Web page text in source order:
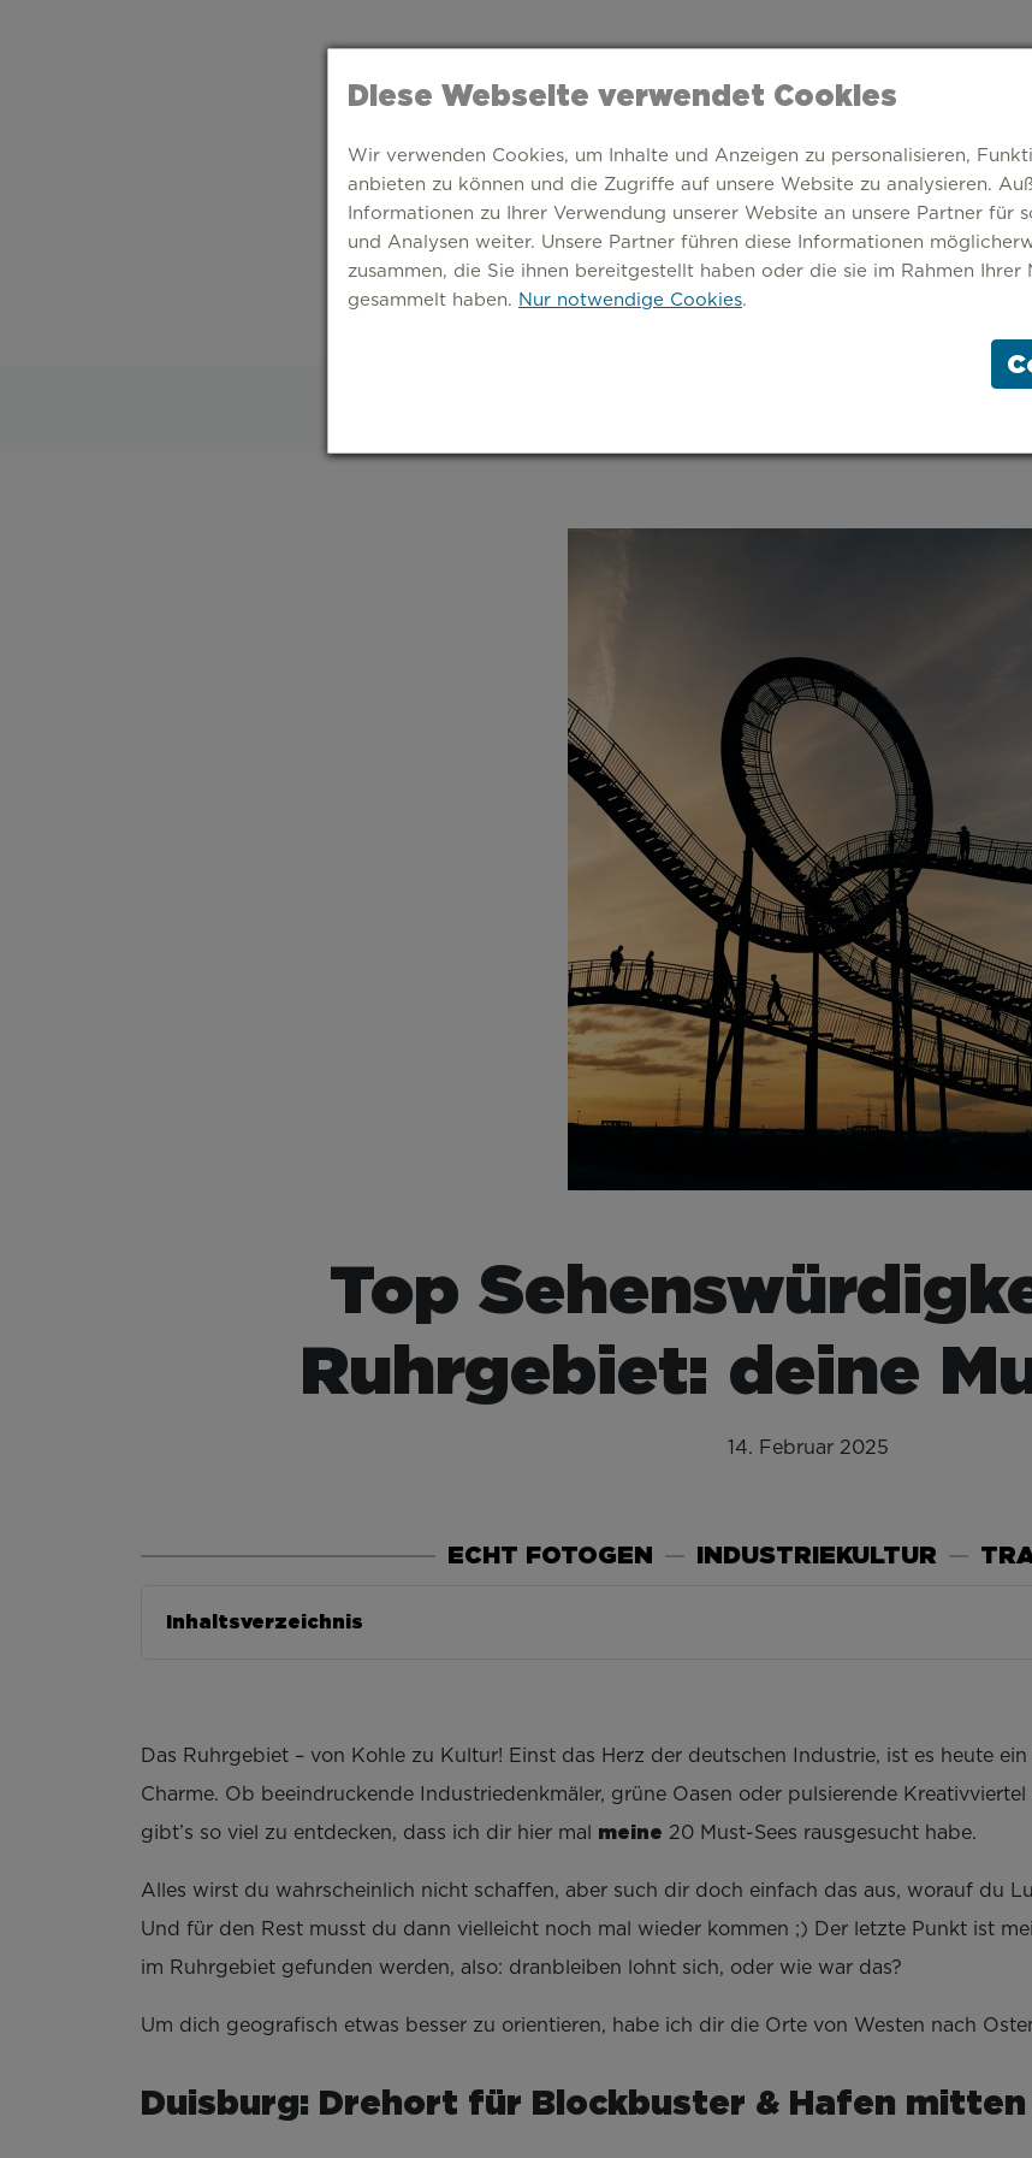
Diese Webseite verwendet Cookies
Wir verwenden Cookies, um Inhalte und Anzeigen zu personalisieren,
anbieten zu können und die Zugriffe auf unsere Website zu analysieren.
Informationen zu Ihrer Verwendung unserer Website an unsere Partner für
und Analysen weiter. Unsere Partner führen diese Informationen
zusammen, die Sie ihnen bereitgestellt haben oder die sie im Rahmen Ihrer
gesammelt haben. Nur notwendige Cookies.
Top
Ruhrgebiet: deine
14. Februar 2025
ECHT FOTOGEN INDUSTRIEKULTUR
Inhaltsverzeichnis
Das Ruhrgebiet – von Kohle zu Kultur! Einst das Herz der deutschen Industrie, ist es heute
Charme. Ob beeindruckende Industriedenkmäler, grüne Oasen oder pulsierende
gibt’s so viel zu entdecken, dass ich dir hier mal meine 20 Must-Sees rausgesucht habe.
Alles wirst du wahrscheinlich nicht schaffen, aber such dir doch einfach das aus, worauf du
Und für den Rest musst du dann vielleicht noch mal wieder kommen ;) Der letzte Punkt ist
im Ruhrgebiet gefunden werden, also: dranbleiben lohnt sich, oder wie war das?
Um dich geografisch etwas besser zu orientieren, habe ich dir die Orte von Westen nach
Duisburg: Drehort für Blockbuster & Hafen